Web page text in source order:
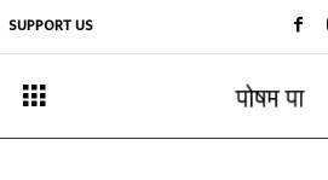
SUPPORT US
कविता
ओ! कश्मीरी बाला
Byकुशाग्र अद्वैत